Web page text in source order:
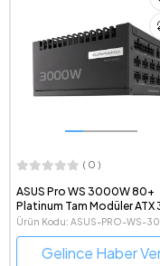
( 0 )
ASUS Pro WS 3000W 80+
Platinum Tam Modüler ATX
PCIe 5.1 Profesyonel Güç
Kaynağı
Ürün Kodu: ASUS-PRO-WS-
Gelince Haber